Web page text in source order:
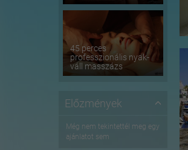
45 perces
professzionális nyak-
váll masszázs
Előzmények
Még nem tekintettél meg egy
ajánlatot sem